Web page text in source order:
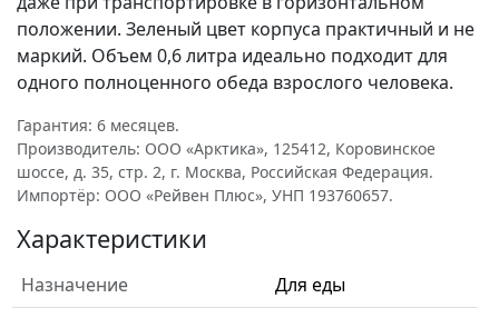
положении. Зеленый цвет корпуса практичный и не
маркий. Объем 0,6 литра идеально подходит для
одного полноценного обеда взрослого человека.
Гарантия: 6 месяцев.
Производитель: ООО «Арктика», 125412, Коровинское
шоссе, д. 35, стр. 2, г. Москва, Российская Федерация.
Импортёр: ООО «Рейвен Плюс», УНП 193760657.
Характеристики
Назначение
Для еды